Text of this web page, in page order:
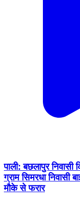
पाली: बछलापुर
ग्राम सिमरधा
मौके से फरार